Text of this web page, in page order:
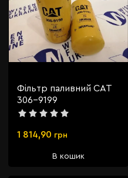
Фільтр паливний CAT
306-9199
1 814,90 грн
В кошик